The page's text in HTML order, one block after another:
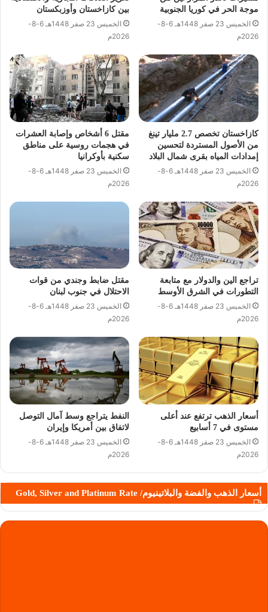
موجة الحر في كوريا الجنوبية
الخميس 23 صفر 1448هـ 6-8-
2026م
بين كازاخستان وأوزبكستان
الخميس 23 صفر 1448هـ 6-8-
2026م
كازاخستان تخصص 2.7 مليار تينغ
من الأصول المستردة لتحسين
إمدادات المياه بقرى شمال البلاد
الخميس 23 صفر 1448هـ 6-8-
2026م
مقتل 6 أشخاص وإصابة العشرات
في هجمات روسية على مناطق
سكنية بأوكرانيا
الخميس 23 صفر 1448هـ 6-8-
2026م
تراجع الين والدولار مع متابعة
التطورات في الشرق الأوسط
الخميس 23 صفر 1448هـ 6-8-
2026م
مقتل ضابط وجندي من قوات
الاحتلال في جنوب لبنان
الخميس 23 صفر 1448هـ 6-8-
2026م
أسعار الذهب ترتفع عند أعلى
مستوى في 7 أسابيع
الخميس 23 صفر 1448هـ 6-8-
2026م
النفط يتراجع وسط آمال التوصل
لاتفاق بين أمريكا وإيران
الخميس 23 صفر 1448هـ 6-8-
2026م
أسعار الذهب والفضة والبلاتينيوم/ Gold, Silver and Platinum Rate